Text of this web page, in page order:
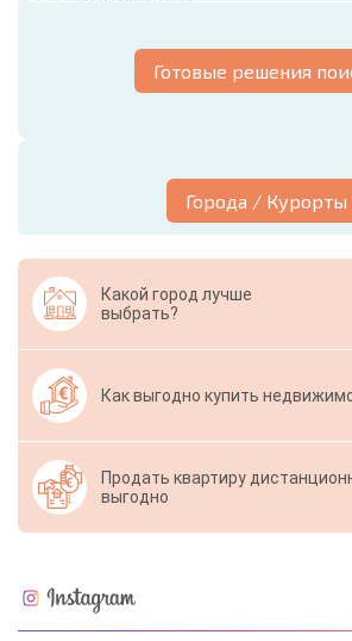
Готовые решения
Города / Курорты
Какой город лучше
выбрать?
Как выгодно купить
Продать квартиру
выгодно